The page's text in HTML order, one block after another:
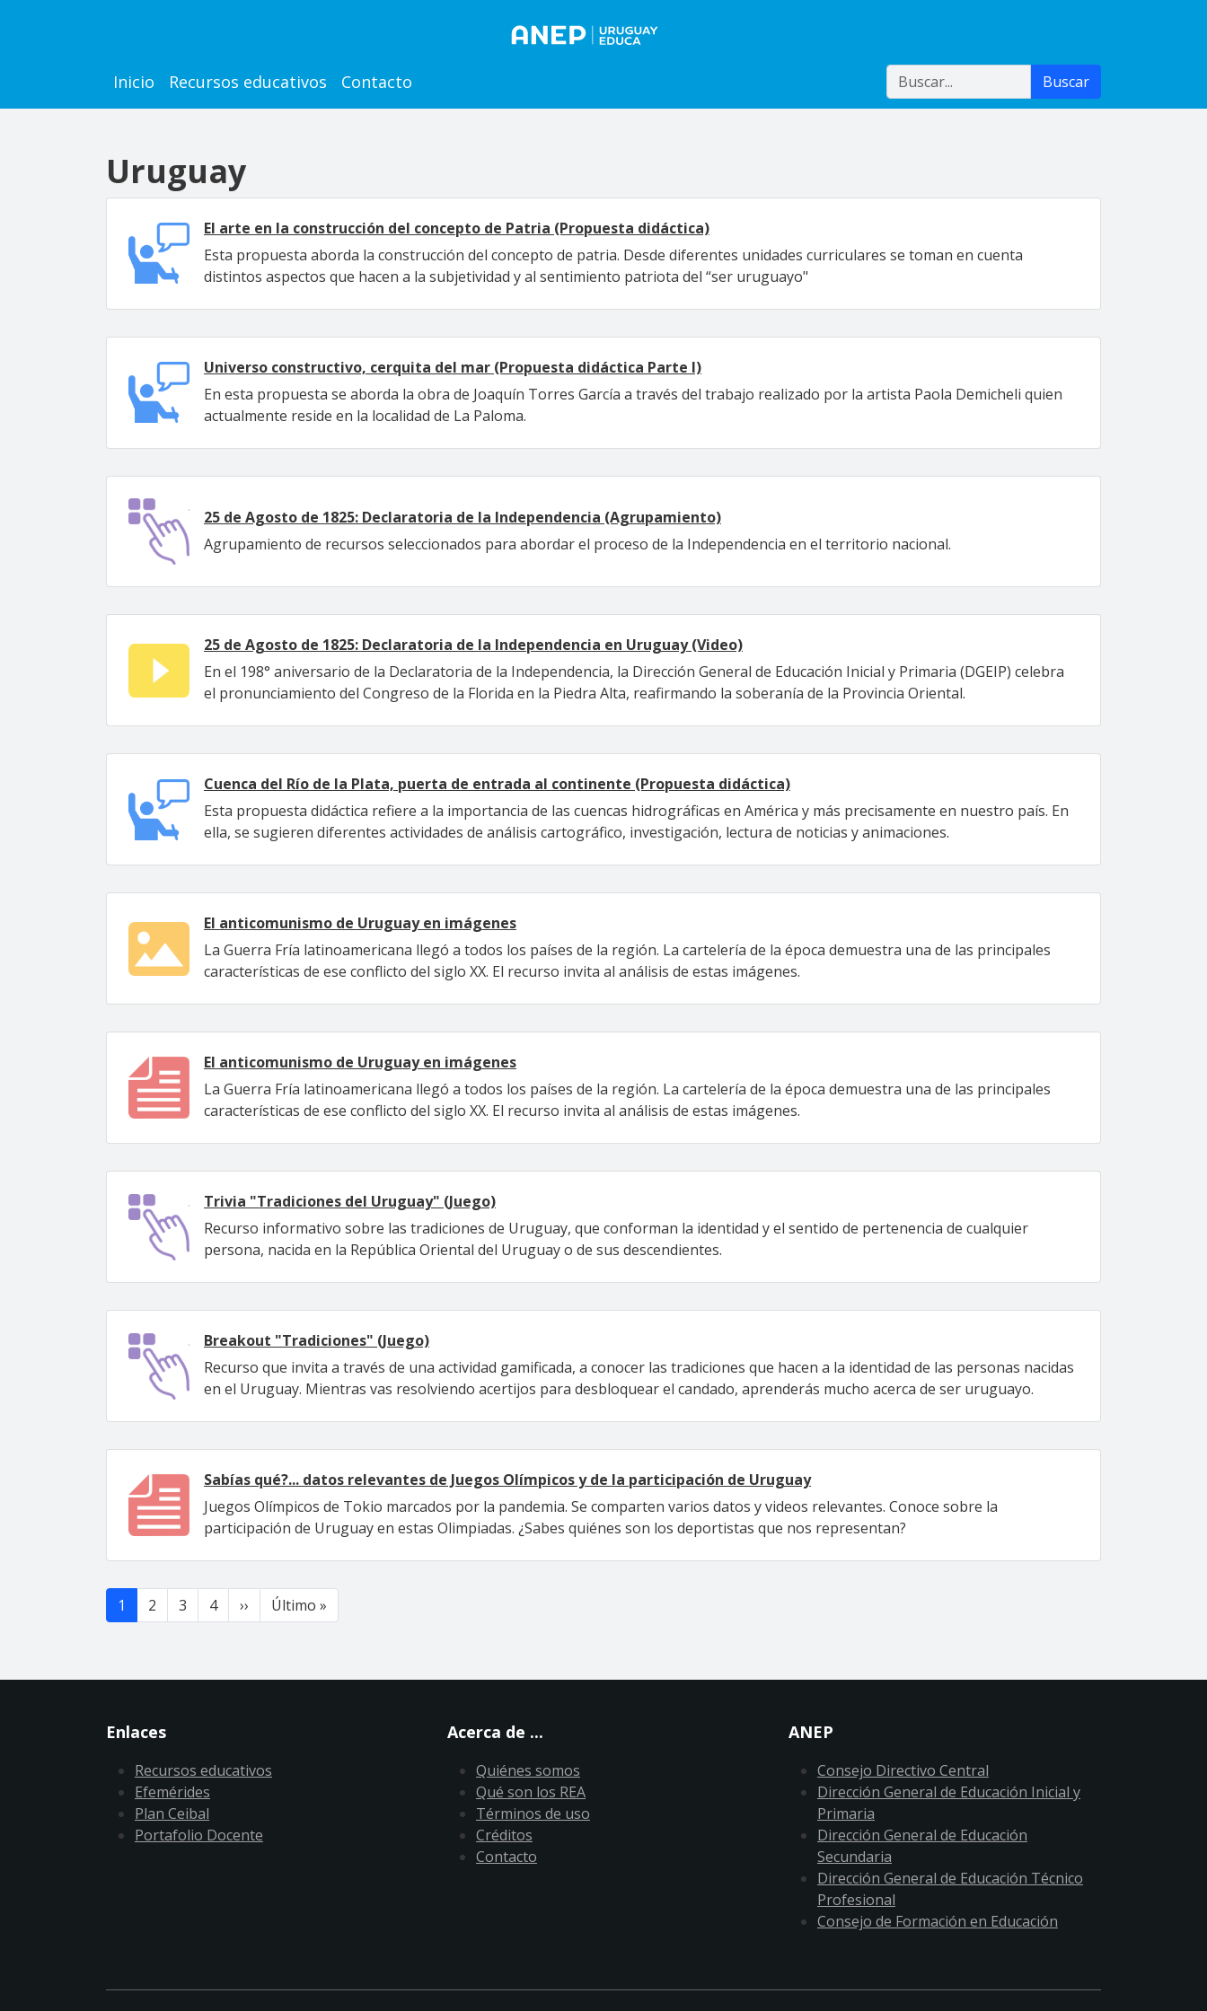
Main navigation
Inicio Recursos educativos Contacto Buscar Buscar
Uruguay
El arte en la construcción del concepto de Patria (Propuesta didáctica)
Esta propuesta aborda la construcción del concepto de patria. Desde diferentes unidades curriculares se toman en cuenta
distintos aspectos que hacen a la subjetividad y al sentimiento patriota del “ser uruguayo"
Universo constructivo, cerquita del mar (Propuesta didáctica Parte I)
En esta propuesta se aborda la obra de Joaquín Torres García a través del trabajo realizado por la artista Paola Demicheli quien
actualmente reside en la localidad de La Paloma.
25 de Agosto de 1825: Declaratoria de la Independencia (Agrupamiento)
Agrupamiento de recursos seleccionados para abordar el proceso de la Independencia en el territorio nacional.
25 de Agosto de 1825: Declaratoria de la Independencia en Uruguay (Video)
En el 198° aniversario de la Declaratoria de la Independencia, la Dirección General de Educación Inicial y Primaria (DGEIP) celebra
el pronunciamiento del Congreso de la Florida en la Piedra Alta, reafirmando la soberanía de la Provincia Oriental.
Cuenca del Río de la Plata, puerta de entrada al continente (Propuesta didáctica)
Esta propuesta didáctica refiere a la importancia de las cuencas hidrográficas en América y más precisamente en nuestro país. En
ella, se sugieren diferentes actividades de análisis cartográfico, investigación, lectura de noticias y animaciones.
El anticomunismo de Uruguay en imágenes
La Guerra Fría latinoamericana llegó a todos los países de la región. La cartelería de la época demuestra una de las principales
características de ese conflicto del siglo XX. El recurso invita al análisis de estas imágenes.
El anticomunismo de Uruguay en imágenes
La Guerra Fría latinoamericana llegó a todos los países de la región. La cartelería de la época demuestra una de las principales
características de ese conflicto del siglo XX. El recurso invita al análisis de estas imágenes.
Trivia "Tradiciones del Uruguay" (Juego)
Recurso informativo sobre las tradiciones de Uruguay, que conforman la identidad y el sentido de pertenencia de cualquier
persona, nacida en la República Oriental del Uruguay o de sus descendientes.
Breakout "Tradiciones" (Juego)
Recurso que invita a través de una actividad gamificada, a conocer las tradiciones que hacen a la identidad de las personas nacidas
en el Uruguay. Mientras vas resolviendo acertijos para desbloquear el candado, aprenderás mucho acerca de ser uruguayo.
Sabías qué?... datos relevantes de Juegos Olímpicos y de la participación de Uruguay
Juegos Olímpicos de Tokio marcados por la pandemia. Se comparten varios datos y videos relevantes. Conoce sobre la
participación de Uruguay en estas Olimpiadas. ¿Sabes quiénes son los deportistas que nos representan?
Paginación
1 2 3 4 ›› Siguiente página
Último »
Enlaces
Recursos educativos
Efemérides
Plan Ceibal
Portafolio Docente
Acerca de ...
Quiénes somos
Qué son los REA
Términos de uso
Créditos
Contacto
ANEP
Consejo Directivo Central
Dirección General de Educación Inicial y
Primaria
Dirección General de Educación
Secundaria
Dirección General de Educación Técnico
Profesional
Consejo de Formación en Educación